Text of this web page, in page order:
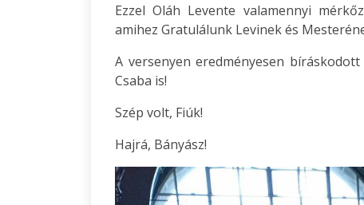
Ezzel Oláh Levente valamennyi
amihez Gratulálunk Levinek és
A versenyen eredményesen
Csaba is!
Szép volt, Fiúk!
Hajrá, Bányász!